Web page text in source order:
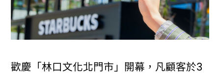
歡慶「林口文化北門市」開幕，凡顧客於3